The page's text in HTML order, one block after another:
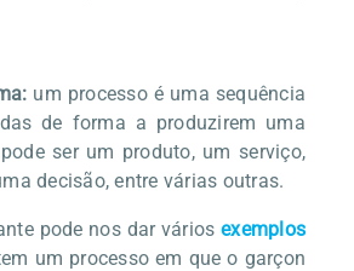
um processo é uma sequência
de forma a produzirem uma
ser um produto, um serviço,
decisão, entre várias outras.
pode nos dar vários exemplos
um processo em que o garçon